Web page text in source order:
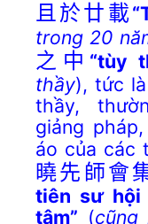
且於廿載
trong 20
之中 “tùy
thầy), tức
thầy,
giảng
áo của các
曉先師會
tiên sư hội
tâm” (cũng